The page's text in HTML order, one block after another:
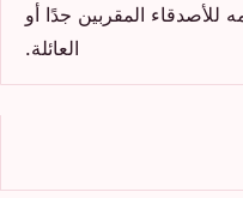
للأصدقاء المقربين جدًا أو
العائلة.